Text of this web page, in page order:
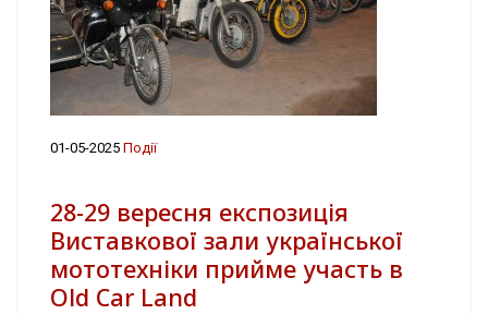
01-05-2025 Події
28-29 вересня експозиція
Виставкової зали української
мототехніки прийме участь в
Old Car Land